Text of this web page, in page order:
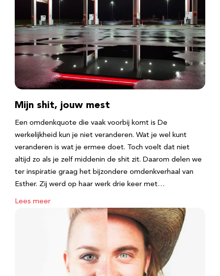
Mijn shit, jouw mest
Een omdenkquote die vaak voorbij komt is De
werkelijkheid kun je niet veranderen. Wat je wel kunt
veranderen is wat je ermee doet. Toch voelt dat niet
altijd zo als je zelf middenin de shit zit. Daarom delen we
ter inspiratie graag het bijzondere omdenkverhaal van
Esther. Zij werd op haar werk drie keer met…
Lees meer